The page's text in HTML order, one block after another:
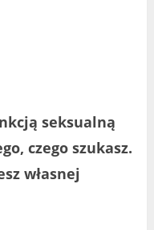
seksualną
czego szukasz.
własnej